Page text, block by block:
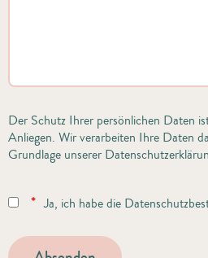
Der Schutz Ihrer persönlichen Daten
Anliegen. Wir verarbeiten Ihre Daten
Grundlage unserer
* Ja, ich habe die